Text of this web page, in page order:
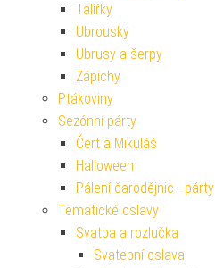
Talířky
Ubrousky
Ubrusy a šerpy
Zápichy
Ptákoviny
Sezónní párty
Čert a Mikuláš
Halloween
Pálení čarodějnic - párty
Tematické oslavy
Svatba a rozlučka
Svatební oslava